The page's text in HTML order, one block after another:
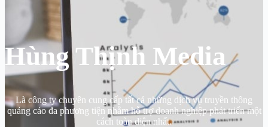
Hùng Thịnh Media
Là công ty chuyên cung cấp tất cả những dịch vụ truyền thông
quảng cáo đa phương tiện nhằm hỗ trợ doanh nghiệp phát triển một
cách toàn diện nhất.